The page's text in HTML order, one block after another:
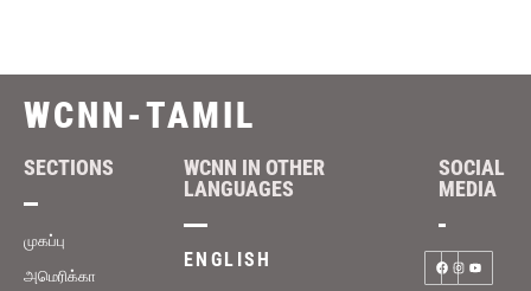
WCNN-TAMIL
SECTIONS
முகப்பு
அமெரிக்கா
WCNN IN OTHER
LANGUAGES
ENGLISH
SOCIAL
MEDIA